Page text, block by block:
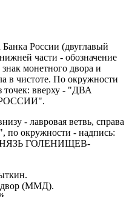
России (двуглавый
части - обозначение
монетного двора и
в чистоте. По окружности
точек: вверху - "ДВА
РОССИИ".
- лавровая ветвь, справа
по окружности - надпись:
ГОЛЕНИЩЕВ-
двор (ММД).